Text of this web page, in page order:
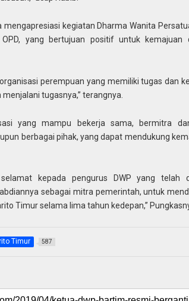
mengapresiasi kegiatan Dharma Wanita
yang bertujuan positif untuk kemajuan
perempuan yang memiliki tugas dan
tugasnya,” terangnya.
yang mampu bekerja sama, bermitra
berbagai pihak, yang dapat mendukung
kepada pengurus DWP yang telah
sebagai mitra pemerintah, untuk
Timur selama lima tahun kedepan,”
Timur 587